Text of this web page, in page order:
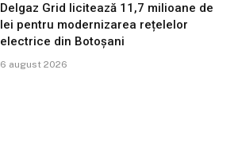
Delgaz Grid licitează 11,7 milioane de
lei pentru modernizarea rețelelor
electrice din Botoșani
6 august 2026